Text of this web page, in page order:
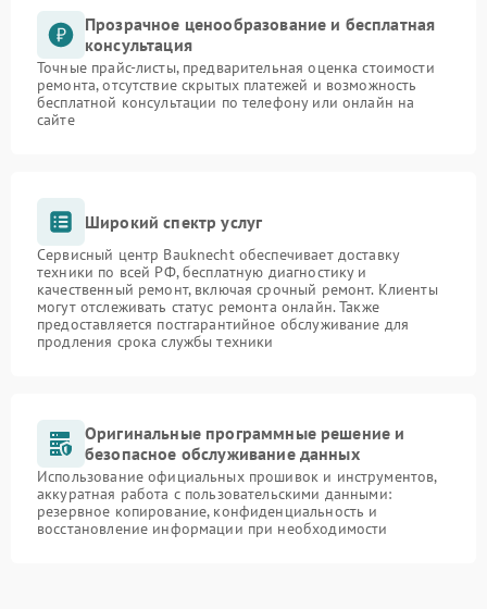
Прозрачное ценообразование и бесплатная
консультация
Точные прайс-листы, предварительная оценка стоимости
ремонта, отсутствие скрытых платежей и возможность
бесплатной консультации по телефону или онлайн на
сайте
Широкий спектр услуг
Сервисный центр Bauknecht обеспечивает доставку
техники по всей РФ, бесплатную диагностику и
качественный ремонт, включая срочный ремонт. Клиенты
могут отслеживать статус ремонта онлайн. Также
предоставляется постгарантийное обслуживание для
продления срока службы техники
Оригинальные программные решение и
безопасное обслуживание данных
Использование официальных прошивок и инструментов,
аккуратная работа с пользовательскими данными:
резервное копирование, конфиденциальность и
восстановление информации при необходимости